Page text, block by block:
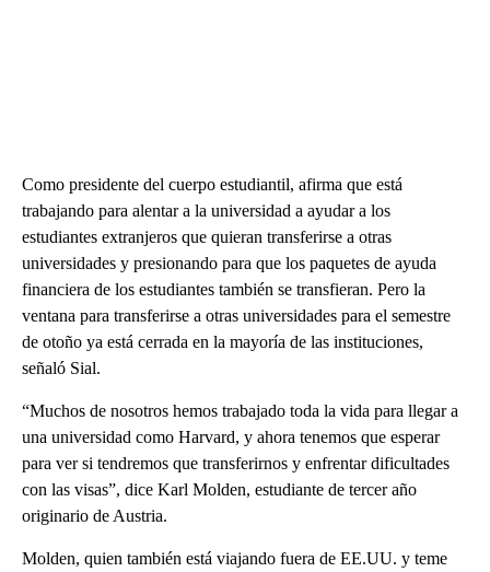
Como presidente del cuerpo estudiantil, afirma que está
trabajando para alentar a la universidad a ayudar a los
estudiantes extranjeros que quieran transferirse a otras
universidades y presionando para que los paquetes de ayuda
financiera de los estudiantes también se transfieran. Pero la
ventana para transferirse a otras universidades para el semestre
de otoño ya está cerrada en la mayoría de las instituciones,
señaló Sial.
“Muchos de nosotros hemos trabajado toda la vida para llegar a
una universidad como Harvard, y ahora tenemos que esperar
para ver si tendremos que transferirnos y enfrentar dificultades
con las visas”, dice Karl Molden, estudiante de tercer año
originario de Austria.
Molden, quien también está viajando fuera de EE.UU. y teme